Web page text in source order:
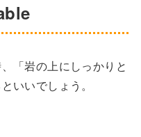
「岩の上にしっかりと
いいでしょう。